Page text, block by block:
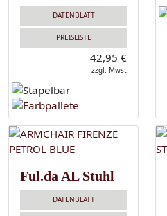
DATENBLATT
PREISLISTE
42,95 €
zzgl. Mwst
Ful.da AL Stuhl
DATENBLATT